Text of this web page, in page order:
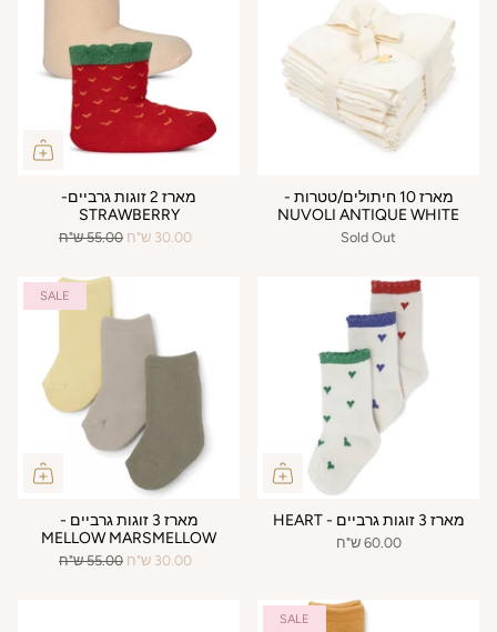
מארז 10 חיתולים/טטרות -
NUVOLI ANTIQUE WHITE
Sold Out
מארז 2 זוגות גרביים-
STRAWBERRY
30.00 ש"ח 55.00 ש"ח
מארז 3 זוגות גרביים - HEART
60.00 ש"ח
SALE
מארז 3 זוגות גרביים -
MELLOW MARSMELLOW
30.00 ש"ח 55.00 ש"ח
SALE